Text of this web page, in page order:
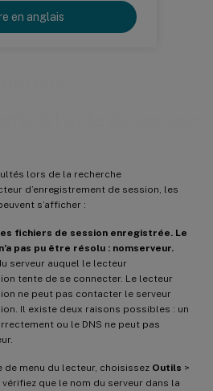
en anglais
lors de la recherche
d’enregistrement de session, les
s’afficher :
fichiers de session enregistrée. Le
pas pu être résolu : nomserveur.
serveur auquel le lecteur
tente de se connecter. Le lecteur
ne peut pas contacter le serveur
Il existe deux raisons possibles : un
ou le DNS ne peut pas
de menu du lecteur, choisissez Outils >
vérifiez que le nom du serveur dans la